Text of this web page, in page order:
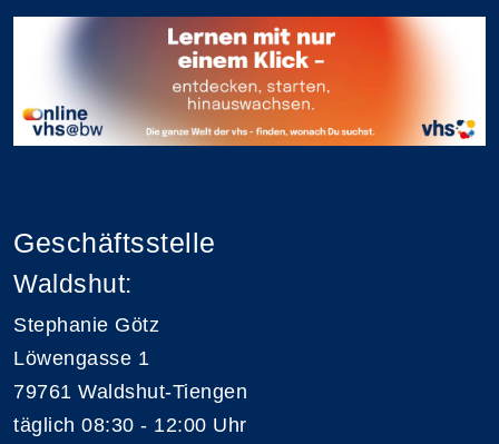
Geschäftsstelle
Waldshut:
Stephanie Götz
Löwengasse 1
79761 Waldshut-Tiengen
täglich 08:30 - 12:00 Uhr